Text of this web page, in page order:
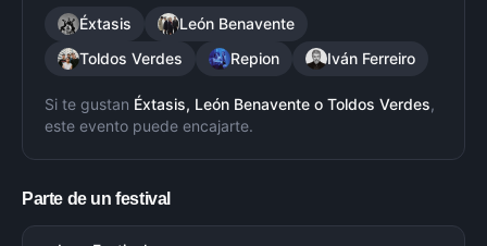
Éxtasis
León Benavente
Toldos Verdes
Repion Iván Ferreiro
Si te gustan Éxtasis, León Benavente o Toldos Verdes,
este evento puede encajarte.
Parte de un festival